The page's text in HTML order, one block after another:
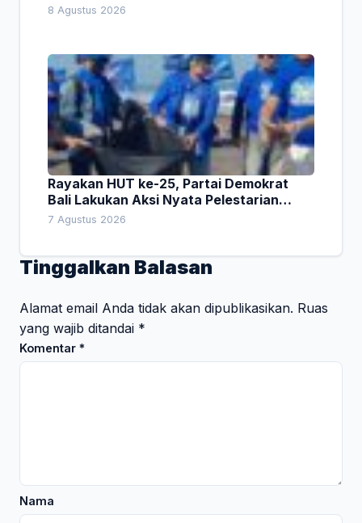
8 Agustus 2026
Rayakan HUT ke-25, Partai Demokrat
Bali Lakukan Aksi Nyata Pelestarian
Lingkungan
7 Agustus 2026
Tinggalkan Balasan
Alamat email Anda tidak akan dipublikasikan. Ruas
yang wajib ditandai *
Komentar *
Nama